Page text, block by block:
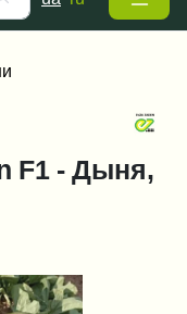
F1 - Дыня,